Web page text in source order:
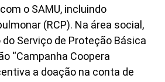
o SAMU, incluindo
(RCP). Na área social,
Serviço de Proteção Básica
“Campanha Coopera
a doação na conta de